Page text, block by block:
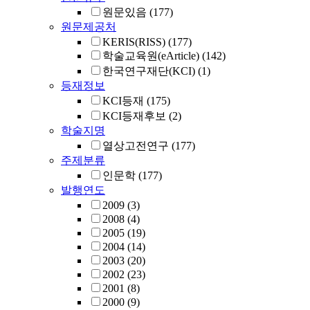
원문있음 (177)
원문제공처
KERIS(RISS) (177)
학술교육원(eArticle) (142)
한국연구재단(KCI) (1)
등재정보
KCI등재 (175)
KCI등재후보 (2)
학술지명
열상고전연구 (177)
주제분류
인문학 (177)
발행연도
2009 (3)
2008 (4)
2005 (19)
2004 (14)
2003 (20)
2002 (23)
2001 (8)
2000 (9)